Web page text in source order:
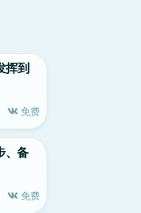
挥到
免费
、备
免费